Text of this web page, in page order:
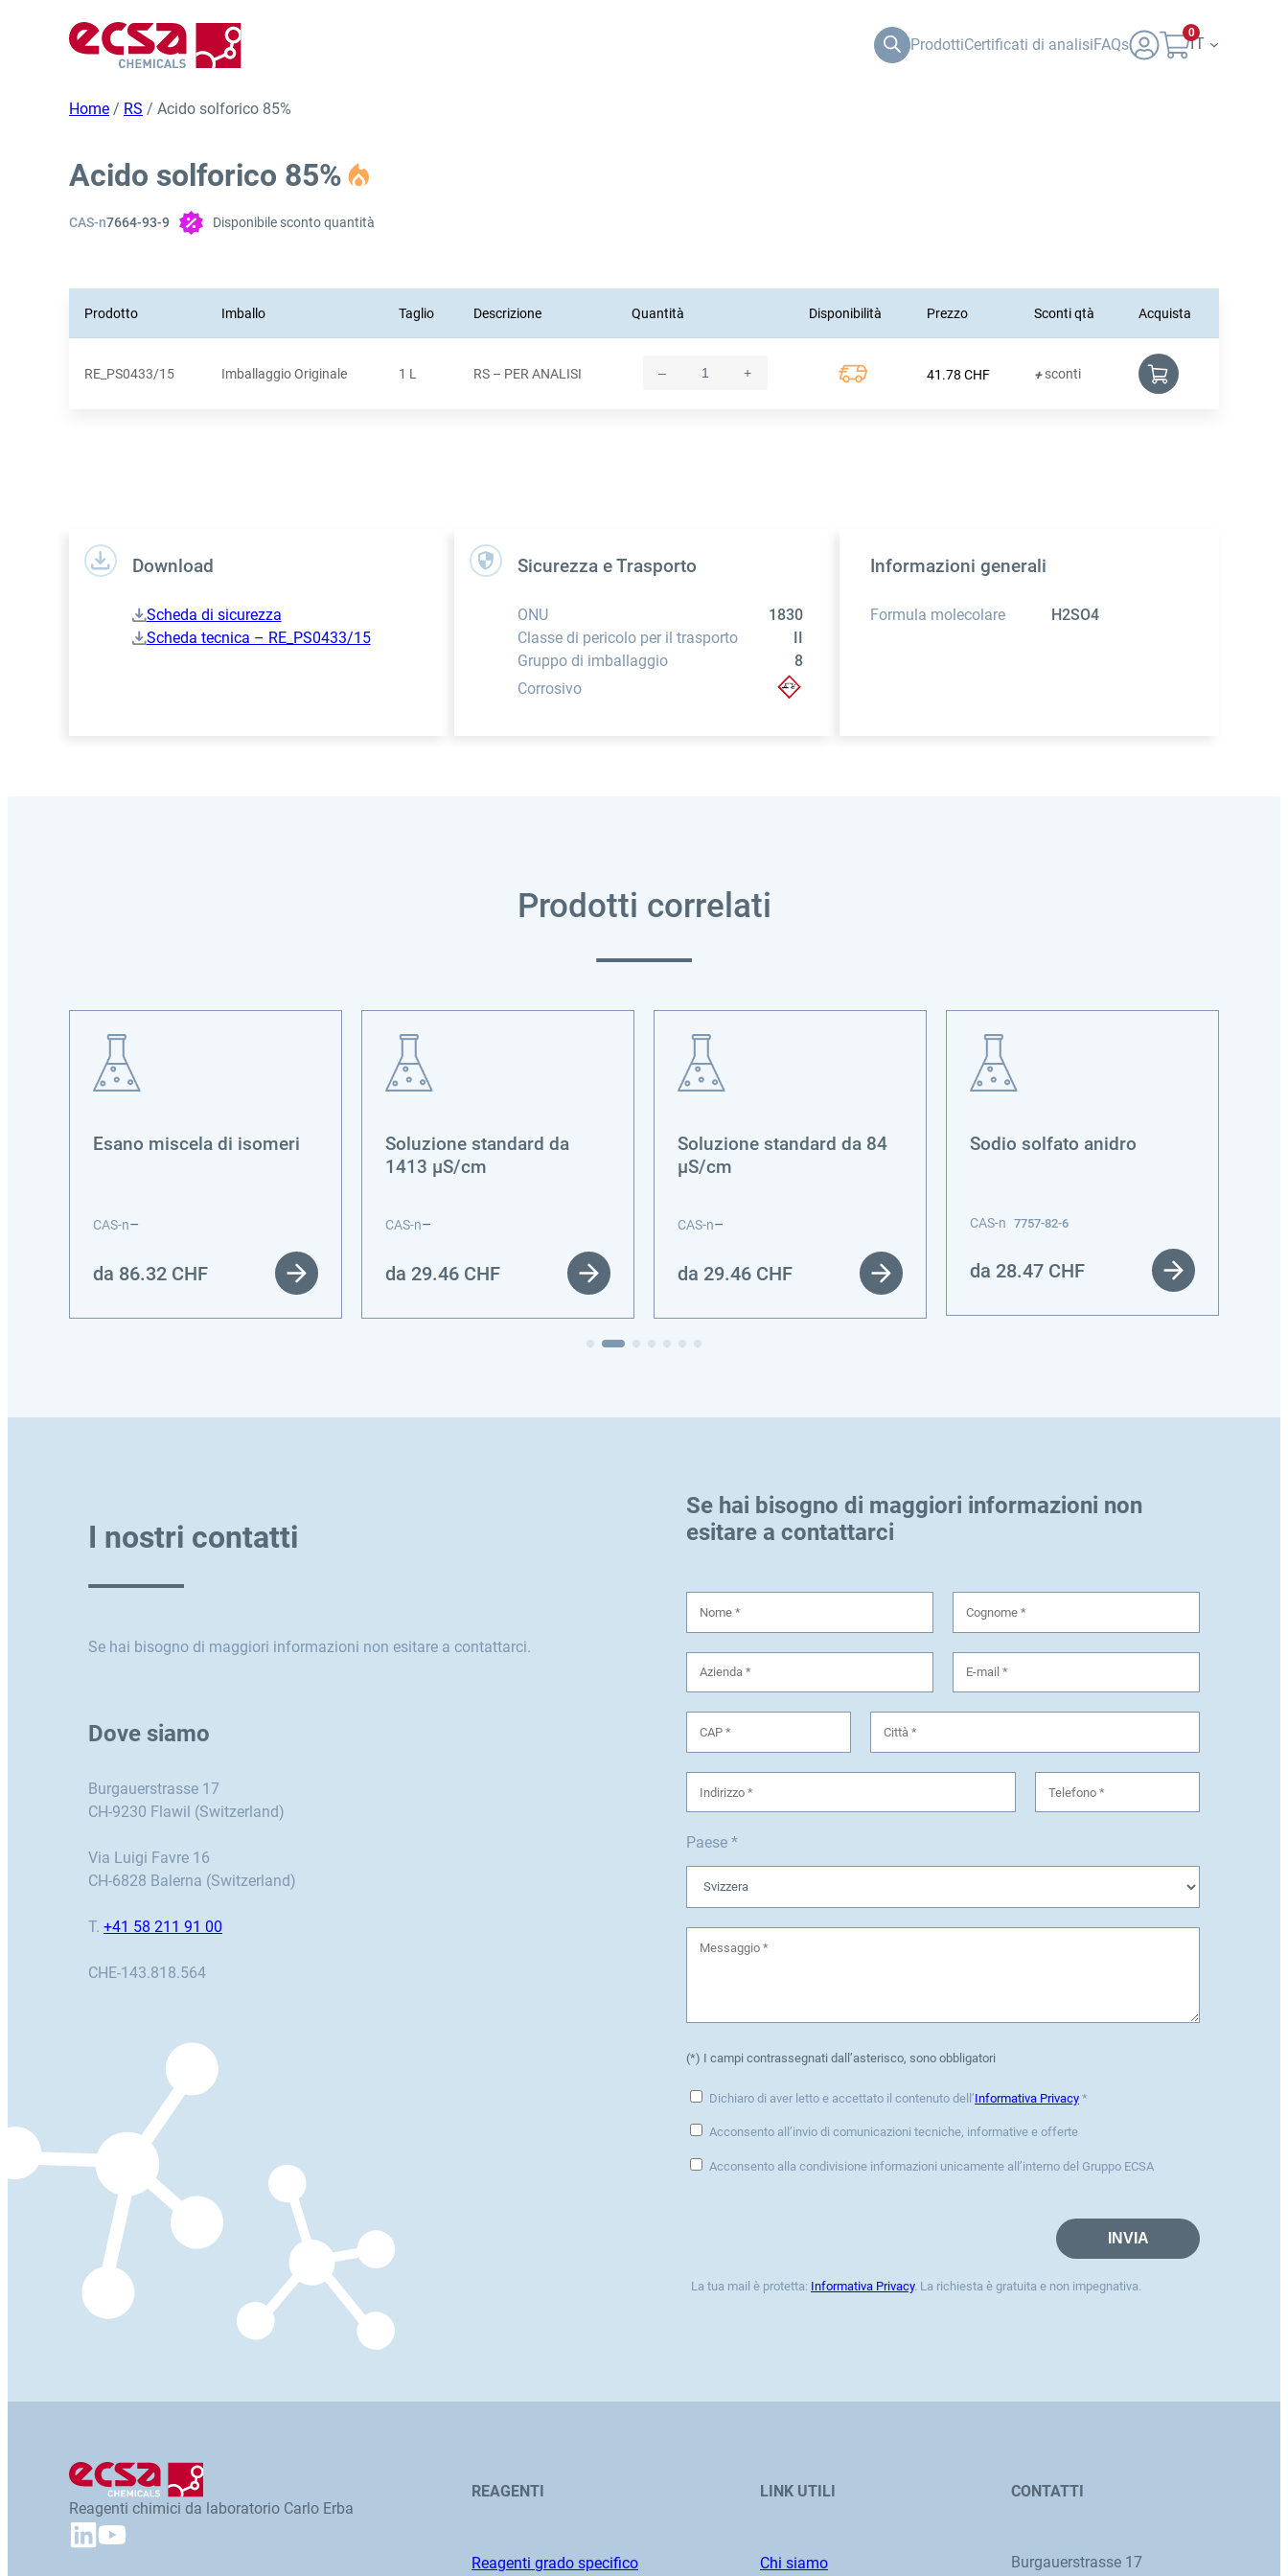
ProdottiCertificati di analisiFAQs
0
IT
Home / RS / Acido solforico 85%
Acido solforico 85%
CAS-n7664-93-9 Disponibile sconto quantità
Prodotto Imballo Taglio Descrizione Quantità Disponibilità Prezzo Sconti qtà Acquista
RE_PS0433/15 Imballaggio Originale 1 L RS – PER ANALISI Quantity
– + 41.78 CHF +sconti
Download
Scheda di sicurezza
Scheda tecnica – RE_PS0433/15
Sicurezza e Trasporto
ONU
1830
Classe di pericolo per il trasporto
Gruppo di imballaggio
8
Corrosivo
Informazioni generali
Formula molecolare H2SO4
Prodotti correlati
Esano miscela di isomeri
CAS-n–
da 86.32 CHF
Soluzione standard da
1413 µS/cm
CAS-n–
da 29.46 CHF
Soluzione standard da 84
µS/cm
CAS-n–
da 29.46 CHF
Sodio solfato anidro
CAS-n 7757-82-6
da 28.47 CHF
I nostri contatti
Se hai bisogno di maggiori informazioni non esitare a contattarci.
Dove siamo
Burgauerstrasse 17
CH-9230 Flawil (Switzerland)
Via Luigi Favre 16
CH-6828 Balerna (Switzerland)
T. +41 58 211 91 00
CHE-143.818.564
Se hai bisogno di maggiori informazioni non
esitare a contattarci
Paese *
(*) I campi contrassegnati dall’asterisco, sono obbligatori
Dichiaro di aver letto e accettato il contenuto dell’Informativa Privacy *
Acconsento all’invio di comunicazioni tecniche, informative e offerte
Acconsento alla condivisione informazioni unicamente all’interno del Gruppo ECSA
La tua mail è protetta: Informativa Privacy. La richiesta è gratuita e non impegnativa.
Reagenti chimici da laboratorio Carlo Erba
REAGENTI
Reagenti grado specifico
LINK UTILI
Chi siamo
CONTATTI
Burgauerstrasse 17